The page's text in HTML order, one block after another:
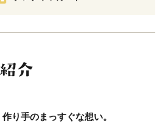
り手のまっすぐな想い。